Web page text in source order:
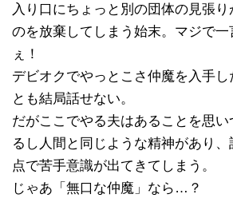
入り口にちょっと別の団体の見張
のを放棄してしまう始末。マジで
ぇ！
デビオクでやっとこさ仲魔を入手
とも結局話せない。
だがここでやる夫はあることを思
るし人間と同じような精神があり
点で苦手意識が出てきてしまう。
じゃあ「無口な仲魔」なら…？